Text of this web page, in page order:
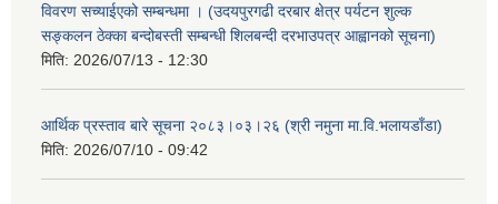
विवरण सच्याईएको सम्बन्धमा । (उदयपुरगढी दरबार क्षेत्र पर्यटन शुल्क
सङ्कलन ठेक्का बन्दोबस्ती सम्बन्धी शिलबन्दी दरभाउपत्र आह्वानको सूचना)
मिति: 2026/07/13 - 12:30
आर्थिक प्रस्ताव बारे सूचना २०८३।०३।२६ (श्री नमुना मा.वि.भलायडाँडा)
मिति: 2026/07/10 - 09:42